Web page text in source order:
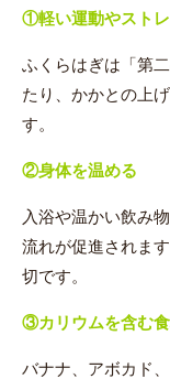
①軽い運動やスト
ふくらはぎは「第
たり、かかとの上
す。
②身体を温める
入浴や温かい飲み
流れが促進されま
切です。
③カリウムを含む
バナナ、アボカド